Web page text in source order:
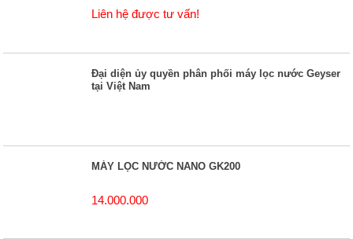
Liên hệ được tư vấn!
Đại diện ủy quyền phân phối máy lọc nước Geyser
tại Việt Nam
MÁY LỌC NƯỚC NANO GK200
14.000.000